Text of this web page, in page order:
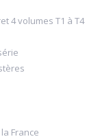
4 volumes T1 à T4
France